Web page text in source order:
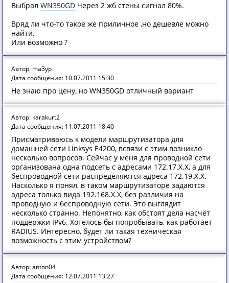
Выбрал WN350GD Через 2 жб стены сигнал 80%.
Вряд ли что-то такое же приличное ,но дешевле можно
найти.
Или возможно ?
Автор: ma3yp
Дата сообщения: 10.07.2011 15:30
Не знаю про цену, но WN350GD отличный вариант
Автор: karakurt2
Дата сообщения: 11.07.2011 18:40
Присматриваюсь к модели маршрутизатора для
домашней сети Linksys E4200, всвязи с этим возникло
несколько вопросов. Сейчас у меня для проводной сети
организована одна подсеть с адресами 172.17.X.X, а для
беспроводной сети распределяются адреса 172.19.X.X.
Насколько я понял, в таком маршрутизаторе задаются
адреса только вида 192.168.X.X, без различия на
проводную и беспроводную сети. Это выглядит
несколько странно. Непонятно, как обстоят дела насчёт
поддержки IPv6. Хотелось бы попробывать, как работает
RADIUS. Интересно, будет ли такая техническая
возможность с этим устройством?
Автор: anton04
Дата сообщения: 12.07.2011 13:27